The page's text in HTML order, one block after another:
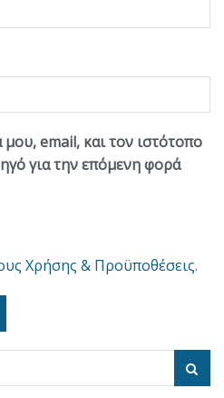
email, και τον ιστότοπο
για την επόμενη φορά
Χρήσης & Προϋποθέσεις.